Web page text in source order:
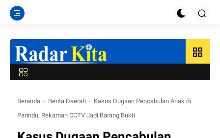
grid_view
Beranda Berita Daerah
Kasus Dugaan Pencabulan Anak di
Parindu, Rekaman CCTV Jadi Barang Bukti